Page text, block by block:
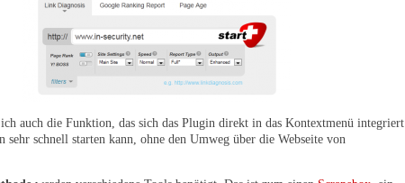
auch die Funktion, das sich das Plugin direkt in das Kontextmenü integriert
sehr schnell starten kann, ohne den Umweg über die Webseite von